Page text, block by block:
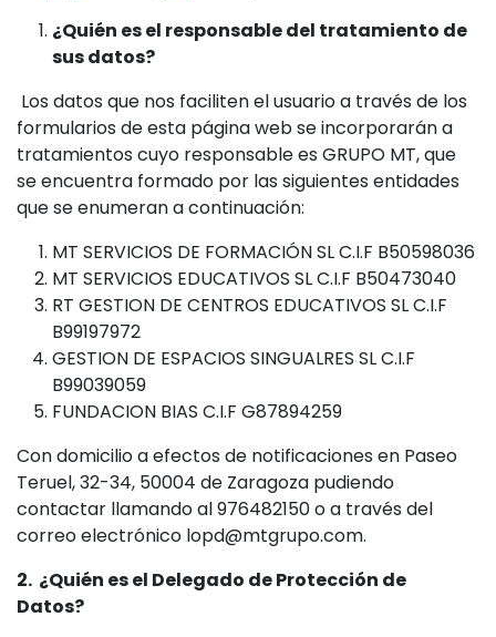
¿Quién es el responsable del tratamiento de
sus datos?
Los datos que nos faciliten el usuario a través de los
formularios de esta página web se incorporarán a
tratamientos cuyo responsable es GRUPO MT, que
se encuentra formado por las siguientes entidades
que se enumeran a continuación:
MT SERVICIOS DE FORMACIÓN SL C.I.F B50598036
MT SERVICIOS EDUCATIVOS SL C.I.F B50473040
RT GESTION DE CENTROS EDUCATIVOS SL C.I.F
B99197972
GESTION DE ESPACIOS SINGUALRES SL C.I.F
B99039059
FUNDACION BIAS C.I.F G87894259
Con domicilio a efectos de notificaciones en Paseo
Teruel, 32-34, 50004 de Zaragoza pudiendo
contactar llamando al 976482150 o a través del
correo electrónico lopd@mtgrupo.com.
2. ¿Quién es el Delegado de Protección de
Datos?